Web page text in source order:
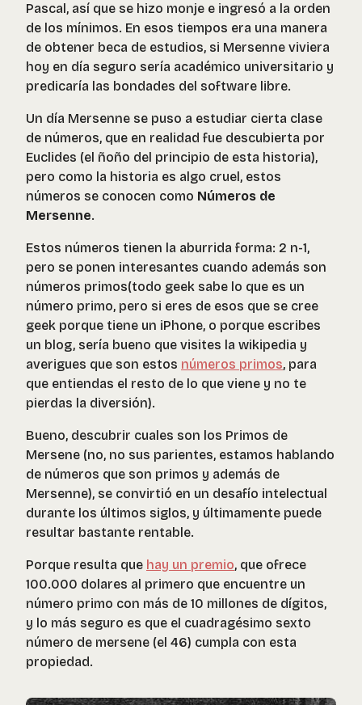
Pascal, así que se hizo monje e ingresó a la orden
de los mínimos. En esos tiempos era una manera
de obtener beca de estudios, si Mersenne viviera
hoy en día seguro sería académico universitario y
predicaría las bondades del software libre.
Un día Mersenne se puso a estudiar cierta clase
de números, que en realidad fue descubierta por
Euclides (el ñoño del principio de esta historia),
pero como la historia es algo cruel, estos
números se conocen como Números de
Mersenne.
Estos números tienen la aburrida forma: 2 n-1,
pero se ponen interesantes cuando además son
números primos(todo geek sabe lo que es un
número primo, pero si eres de esos que se cree
geek porque tiene un iPhone, o porque escribes
un blog, sería bueno que visites la wikipedia y
averigues que son estos números primos, para
que entiendas el resto de lo que viene y no te
pierdas la diversión).
Bueno, descubrir cuales son los Primos de
Mersene (no, no sus parientes, estamos hablando
de números que son primos y además de
Mersenne), se convirtió en un desafío intelectual
durante los últimos siglos, y últimamente puede
resultar bastante rentable.
Porque resulta que hay un premio, que ofrece
100.000 dolares al primero que encuentre un
número primo con más de 10 millones de dígitos,
y lo más seguro es que el cuadragésimo sexto
número de mersene (el 46) cumpla con esta
propiedad.